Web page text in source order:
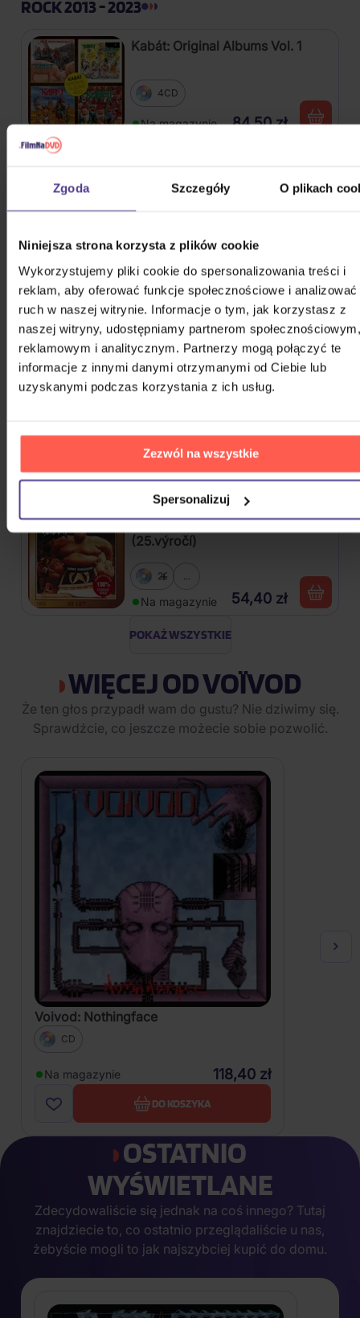
Zgoda Szczegóły O plikach
Niniejsza strona korzysta z plików cookie
Wykorzystujemy pliki cookie do spersonalizowania treści i
reklam, aby oferować funkcje społecznościowe i analizować
ruch w naszej witrynie. Informacje o tym, jak korzystasz z
naszej witryny, udostępniamy partnerom społecznościowym,
reklamowym i analitycznym. Partnerzy mogą połączyć te
informacje z innymi danymi otrzymanymi od Ciebie lub
uzyskanymi podczas korzystania z ich usług.
Zezwól na wszystkie
Spersonalizuj
ROCK 2013 - 2023
Kabát: Original Albums Vol. 1
4CD
Na magazynie 84,50 zł
Na magazynie 48,80 zł
Nirvana: Nevermind
Vinyl
Na magazynie 142,90 zł
Osbourne Ozzy: Memoirs Of A
2Vinyl
Na magazynie 109,00 zł
Kabát: Suma Sumárum - Best Of
(25.výročí)
2CD ...
Na magazynie 54,40 zł
POKAŻ WSZYSTKIE
WIĘCEJ OD VOÏVOD
Że ten głos przypadł wam do gustu? Nie dziwimy się.
Sprawdźcie, co jeszcze możecie sobie pozwolić.
Voivod: Nothingface
CD
Na magazynie 118,40 zł
DO KOSZYKA
OSTATNIO
WYŚWIETLANE
Zdecydowaliście się jednak na coś innego? Tutaj
znajdziecie to, co ostatnio przeglądaliście u nas,
żebyście mogli to jak najszybciej kupić do domu.